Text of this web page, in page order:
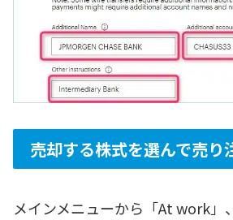
売却する株式を選んで売り
メインメニューから「At work」